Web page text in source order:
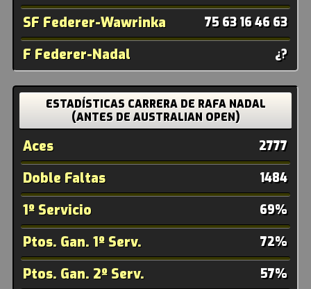
SF Federer-Wawrinka 75 63 16 46 63
F Federer-Nadal ¿?
ESTADÍSTICAS CARRERA DE RAFA NADAL
(ANTES DE AUSTRALIAN OPEN)
Aces 2777
Doble Faltas 1484
1º Servicio 69%
Ptos. Gan. 1º Serv. 72%
Ptos. Gan. 2º Serv. 57%